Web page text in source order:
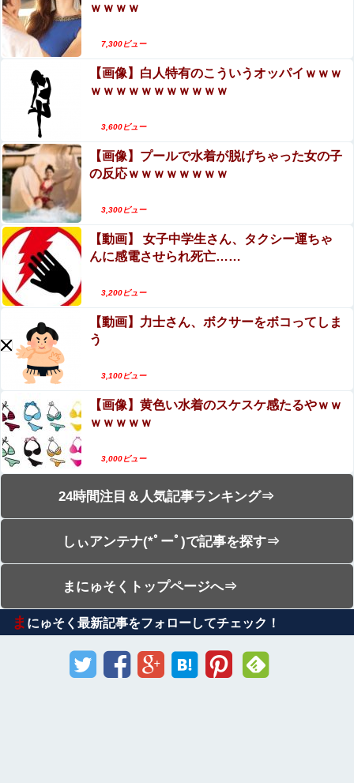
Powered by livedoor 相互RSS
ｗｗｗｗ
7,300ビュー
【画像】白人特有のこういうオッパイｗｗｗ
ｗｗｗｗｗｗｗｗｗｗｗ
3,600ビュー
【画像】プールで水着が脱げちゃった女の子
の反応ｗｗｗｗｗｗｗｗ
3,300ビュー
【動画】 女子中学生さん、タクシー運ちゃ
んに感電させられ死亡……
3,200ビュー
【動画】力士さん、ボクサーをボコってしま
う
3,100ビュー
【画像】黄色い水着のスケスケ感たるやｗｗ
ｗｗｗｗｗ
3,000ビュー
24時間注目＆人気記事ランキング⇒
しぃアンテナ(*ﾟーﾟ)で記事を探す⇒
まにゅそくトップページへ⇒
ま にゅそく最新記事をフォローしてチェック！